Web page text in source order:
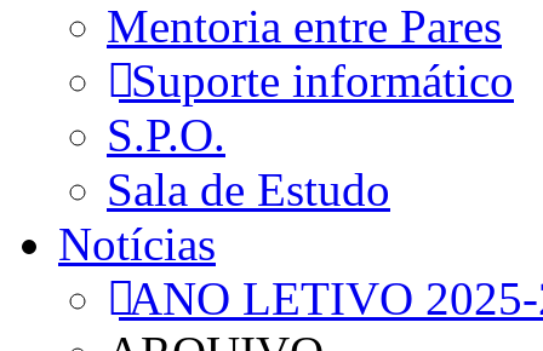
Mentoria entre Pares
Suporte informático
S.P.O.
Sala de Estudo
Notícias
ANO LETIVO